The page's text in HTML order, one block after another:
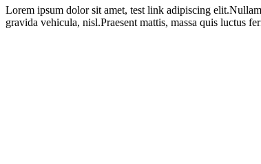
Lorem ipsum dolor sit amet, test link adipiscing
gravida vehicula, nisl.Praesent mattis, massa quis luctus